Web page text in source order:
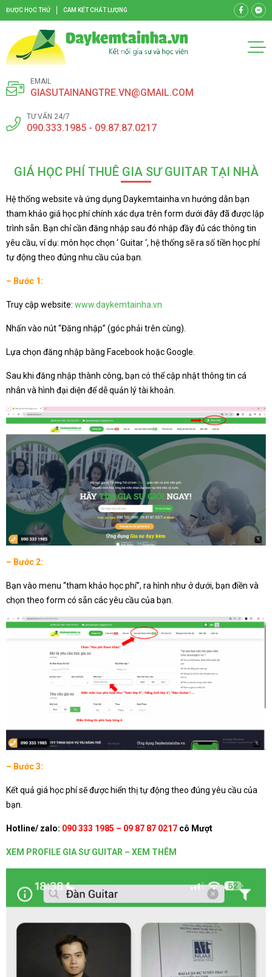
ĐƯỢC HỌC THỬ CAM KẾT CHẤT LƯỢNG
EMAIL
GIASUTAINANGTRE.VN@GMAIL.COM
TƯ VẤN 24/7
090.333.1985 - 09.87.87.0217
GIÁ HỌC PHÍ THUÊ GIA SƯ GUITAR TẠI NHÀ
Hệ thống website và ứng dụng Daykemtainha.vn hướng dẫn bạn
tham khảo giá học phí chính xác dựa trên form dưới đây đã được lập
trình sẵn. Bạn chỉ cần đăng nhập sau đó nhập đầy đủ các thông tin
yêu cầu, ví dụ: môn học chọn ‘ Guitar ‘, hệ thống sẽ ra số tiền học phí
tự động theo đúng nhu cầu của bạn.
– Bước 1:
Truy cập website: www.daykemtainha.vn
Nhấn vào nút “Đăng nhập” (góc phải trên cùng).
Lựa chọn đăng nhập bằng Facebook hoặc Google.
Sau khi đăng nhập thành công, bạn có thể cập nhật thông tin cá
nhân và hình đại diện để dễ quản lý tài khoản.
– Bước 2:
Bạn vào menu “tham khảo học phí”, ra hình như ở dưới, bạn điền và
chọn theo form có sẵn các yêu cầu của bạn.
– Bước 3:
Kết quả giá học phí sẽ được hiển thị tự động theo đúng yêu cầu của
bạn.
Hotline/ zalo: 090 333 1985 – 09 87 87 0217 cô Mượt
XEM PROFILE GIA SƯ GUITAR – XEM THÊM